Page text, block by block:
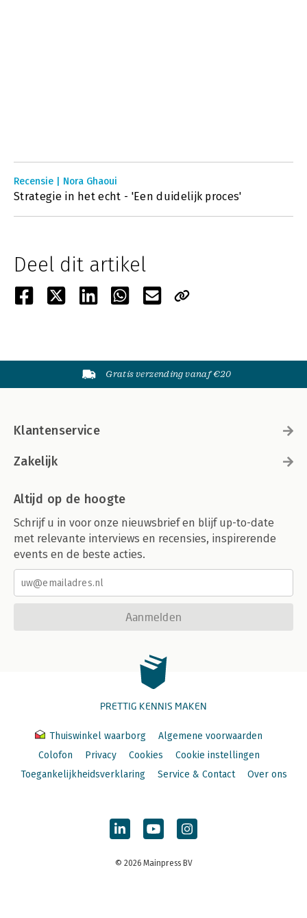
Recensie | Nora Ghaoui
Strategie in het echt - 'Een duidelijk proces'
Deel dit artikel
Gratis verzending vanaf €20
Klantenservice
Zakelijk
Altijd op de hoogte
Schrijf u in voor onze nieuwsbrief en blijf up-to-date
met relevante interviews en recensies, inspirerende
events en de beste acties.
Aanmelden
PRETTIG KENNIS MAKEN
Thuiswinkel waarborg
Algemene voorwaarden
Colofon
Privacy Cookies
Cookie instellingen
Toegankelijkheidsverklaring
Service & Contact Over ons
© 2026 Mainpress BV